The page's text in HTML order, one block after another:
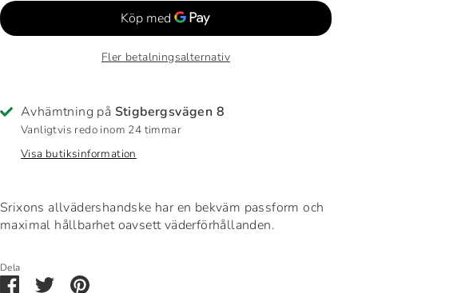
Fler betalningsalternativ
Avhämtning på Stigbergsvägen 8
Vanligtvis redo inom 24 timmar
Visa butiksinformation
Srixons allvädershandske har en bekväm passform och
maximal hållbarhet oavsett väderförhållanden.
Dela
Dela Dela Pin